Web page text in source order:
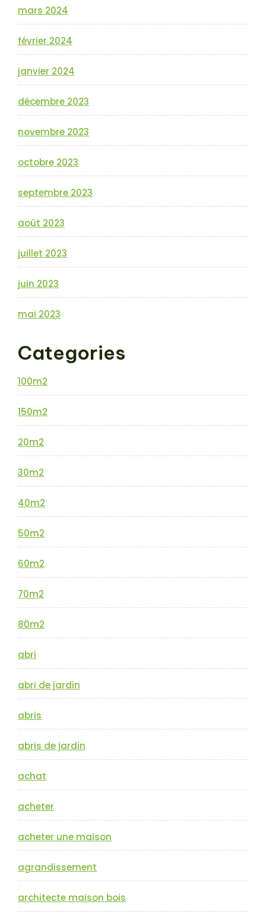
mars 2024
février 2024
janvier 2024
décembre 2023
novembre 2023
octobre 2023
septembre 2023
août 2023
juillet 2023
juin 2023
mai 2023
Categories
100m2
150m2
20m2
30m2
40m2
50m2
60m2
70m2
80m2
abri
abri de jardin
abris
abris de jardin
achat
acheter
acheter une maison
agrandissement
architecte maison bois